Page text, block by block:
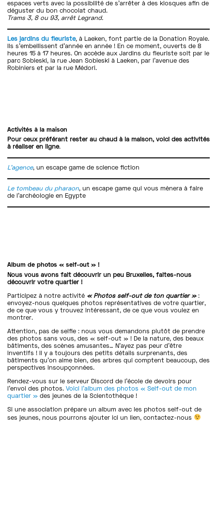
espaces verts avec la possibilité de s’arrêter à des kiosques afin de
déguster du bon chocolat chaud.
Trams 3, 8 ou 93, arrêt Legrand.
Les jardins du fleuriste, à Laeken, font partie de la Donation Royale.
Ils s’embellissent d’année en année ! En ce moment, ouverts de 8
heures 15 à 17 heures. On accède aux Jardins du fleuriste soit par le
parc Sobieski, la rue Jean Sobieski à Laeken, par l’avenue des
Robiniers et par la rue Médori.
Activités à la maison
Pour ceux préférant rester au chaud à la maison, voici des activités
à réaliser en ligne.
L’agence, un escape game de science fiction
Le tombeau du pharaon, un escape game qui vous mènera à faire
de l’archéologie en Egypte
Album de photos « self-out » !
Nous vous avons fait découvrir un peu Bruxelles, faites-nous
découvrir votre quartier !
Participez à notre activité « Photos self-out de ton quartier »:
envoyez-nous quelques photos représentatives de votre quartier,
de ce que vous y trouvez intéressant, de ce que vous voulez en
montrer.
Attention, pas de selfie : nous vous demandons plutôt de prendre
des photos sans vous, des « self-out » ! De la nature, des beaux
bâtiments, des scènes amusantes… N’ayez pas peur d’être
inventifs ! Il y a toujours des petits détails surprenants, des
bâtiments qu’on aime bien, des arbres qui comptent beaucoup, des
perspectives insoupçonnées.
Rendez-vous sur le serveur Discord de l’école de devoirs pour
l’envoi des photos. Voici l’album des photos « Self-out de mon
quartier » des jeunes de la Scientothèque !
Si une association prépare un album avec les photos self-out de
ses jeunes, nous pourrons ajouter ici un lien, contactez-nous